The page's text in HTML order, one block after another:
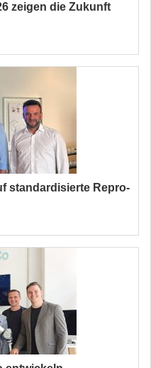
zeigen die Zukunft
standardisierte Repro-